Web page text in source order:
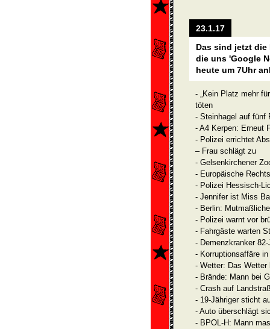
23.1.17
Das sind jetzt die
die uns 'Google
heute um 7Uhr
- „Kein Platz mehr
töten
- Steinhagel auf fünf
- A4 Kerpen: Erneut
- Polizei errichtet
– Frau schlägt zu
- Gelsenkirchener
- Europäische
- Polizei Hessisch-
- Jennifer ist Miss
- Berlin:
- Polizei warnt vor
- Fahrgäste warten
- Demenzkranker
- Korruptionsaffäre
- Wetter: Das Wetter
- Brände: Mann bei
- Crash auf
- 19-Jähriger sticht
- Auto überschlägt
- BPOL-H: Mann